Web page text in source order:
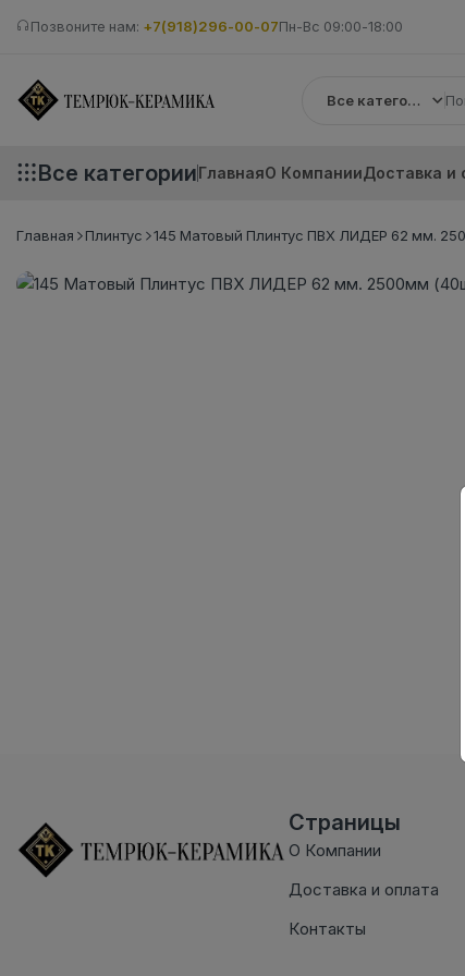
Позвоните нам: +7(918)296-00-07Пн-Вс 09:00-18:00
Все категории
Все категорииГлавнаяО КомпанииДоставка и
Главная Плинтус 145 Матовый Плинтус ПВХ ЛИДЕР 62 мм.
Страницы
О Компании
Доставка и оплата
Контакты